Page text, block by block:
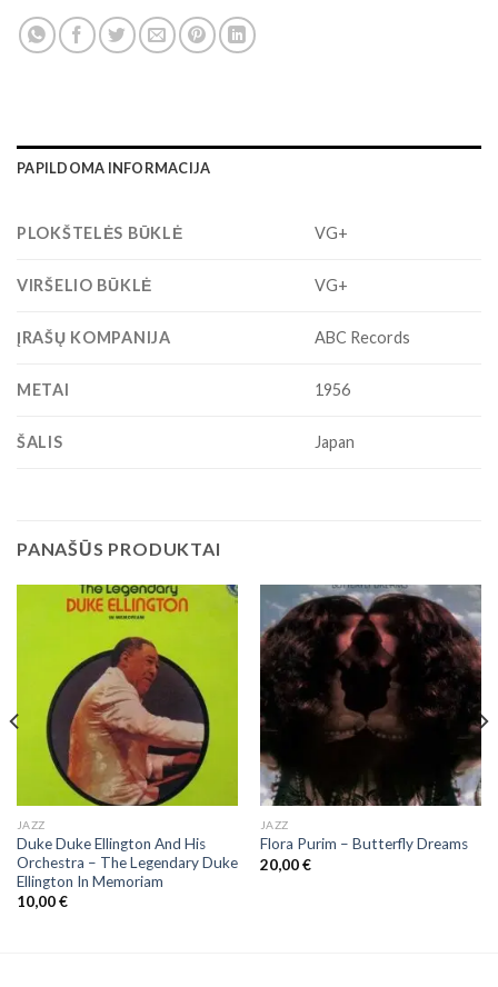
PAPILDOMA INFORMACIJA
PLOKŠTELĖS BŪKLĖ VG+
VIRŠELIO BŪKLĖ VG+
ĮRAŠŲ KOMPANIJA ABC Records
METAI 1956
ŠALIS Japan
PANAŠŪS PRODUKTAI
JAZZ
Duke Duke Ellington And His
Orchestra ‎– The Legendary Duke
Ellington In Memoriam
10,00€
JAZZ
Flora Purim ‎– Butterfly Dreams
20,00€